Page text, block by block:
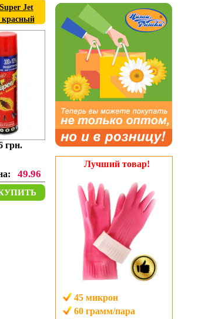
Лучший товар!
45 микрон
60 грамм/пара
Jet
красный
грн.
49.96